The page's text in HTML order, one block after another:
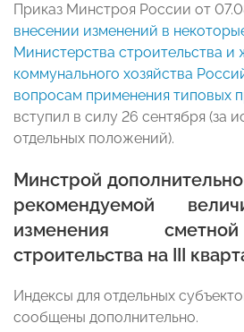
Приказ Минстроя России от
внесении изменений в
Министерства строительства
коммунального хозяйства
вопросам применения типовых
вступил в силу 26 сентября (за
отдельных положений).
Минстрой
рекомендуемой
изменения
строительства на III
Индексы для отдельных
сообщены дополнительно.